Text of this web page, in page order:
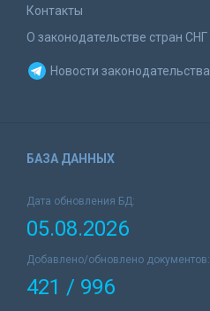
Контакты
О законодательстве стран СНГ
Новости законодательства
БАЗА ДАННЫХ
Дата обновления БД:
05.08.2026
Добавлено/обновлено документов:
421 / 996